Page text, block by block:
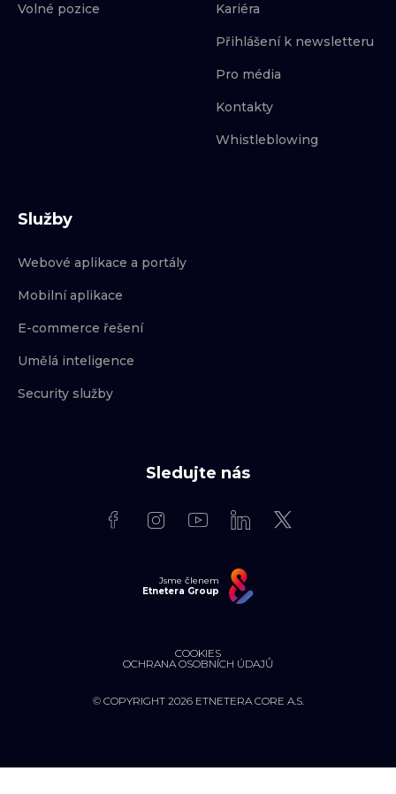
Služby
Webové aplikace a portály
Mobilní aplikace
E-commerce řešení
Umělá inteligence
Security služby
Volné pozice Kariéra
Přihlášení k newsletteru
Pro média
Kontakty
Whistleblowing
Sledujte nás
© COPYRIGHT 2026 ETNETERA CORE A.S.
Jsme členem
Etnetera Group
COOKIES
OCHRANA OSOBNÍCH ÚDAJŮ